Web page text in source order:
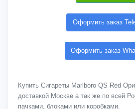
Оформить заказ
Оформить заказ
Купить Сигареты Marlboro QS Red
доставкой Москве а так же по всей
пачками, блоками или коробками.